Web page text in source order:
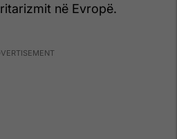
në Evropë.